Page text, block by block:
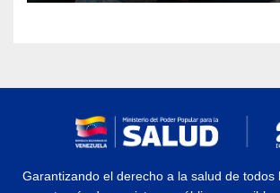
Garantizando el derecho a la salud de todos